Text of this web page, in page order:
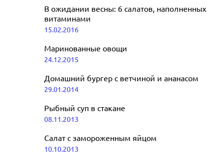
В ожидании весны: 6 салатов, наполненных
витаминами
15.02.2016
Маринованные овощи
24.12.2015
Домашний бургер с ветчиной и ананасом
29.01.2014
Рыбный суп в стакане
08.11.2013
Салат с замороженным яйцом
10.10.2013